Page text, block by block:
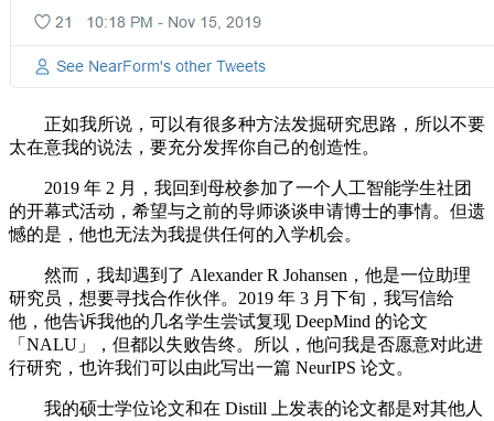
正如我所说，可以有很多种方法发掘研究思路，所以不要
太在意我的说法，要充分发挥你自己的创造性。
2019 年 2 月，我回到母校参加了一个人工智能学生社团
的开幕式活动，希望与之前的导师谈谈申请博士的事情。但遗
憾的是，他也无法为我提供任何的入学机会。
然而，我却遇到了 Alexander R Johansen，他是一位助理
研究员，想要寻找合作伙伴。2019 年 3 月下旬，我写信给
他，他告诉我他的几名学生尝试复现 DeepMind 的论文
「NALU」，但都以失败告终。所以，他问我是否愿意对此进
行研究，也许我们可以由此写出一篇 NeurIPS 论文。
我的硕士学位论文和在 Distill 上发表的论文都是对其他人